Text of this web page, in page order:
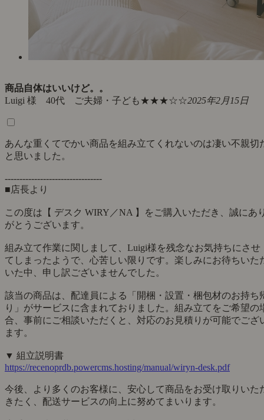
商品自体はいいけど。。
Luigi 様 40代 ご夫婦・子ども★★★☆☆2025年2月15日
あんな重くてでかい商品を組み立てくれないのは凄い不親切
と思いました。
---------------------------------
■店長より
この度は【 デスク WIRY／NA 】をご購入いただき、誠にあ
がとうございます。
組み立て作業に関しまして、Luigi様を残念なお気持ちにさせ
てしまったようで、心苦しい限りです。楽しみにお待ちいた
いた中、申し訳ございませんでした。
該当の商品は、配達員による「開梱・設置・梱包材のお持ち
り」がサービスに含まれておりました。組み立てをご希望の
合、事前にご相談いただくと、対応のお見積りが可能でござ
ます。
▼ 組立説明書
https://recenoprdb.powercms.hosting/manual/wiryn-desk.pdf
今後、より多くのお客様に、安心して商品をお受け取りいた
きたく、配送サービスの向上に努めてまいります。